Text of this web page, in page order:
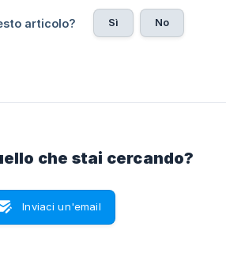
articolo? Sì No
che stai cercando?
Inviaci un'email